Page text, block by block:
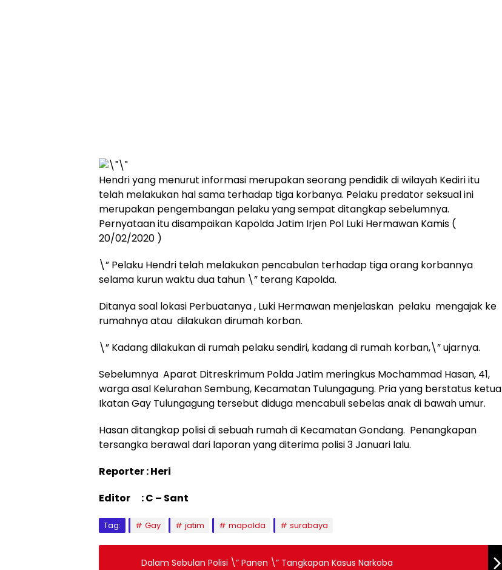
Hendri yang menurut informasi merupakan seorang pendidik di wilayah Kediri itu
telah melakukan hal sama terhadap tiga korbanya. Pelaku predator seksual ini
merupakan pengembangan pelaku yang sempat ditangkap sebelumnya.
Pernyataan itu disampaikan Kapolda Jatim Irjen Pol Luki Hermawan Kamis (
20/02/2020 )
\” Pelaku Hendri telah melakukan pencabulan terhadap tiga orang korbannya
selama kurun waktu dua tahun \” terang Kapolda.
Ditanya soal lokasi Perbuatanya , Luki Hermawan menjelaskan pelaku mengajak ke
rumahnya atau dilakukan dirumah korban.
\” Kadang dilakukan di rumah pelaku sendiri, kadang di rumah korban,\” ujarnya.
Sebelumnya Aparat Ditreskrimum Polda Jatim meringkus Mochammad Hasan, 41,
warga asal Kelurahan Sembung, Kecamatan Tulungagung. Pria yang berstatus ketua
Ikatan Gay Tulungagung tersebut diduga mencabuli sebelas anak di bawah umur.
Hasan ditangkap polisi di sebuah rumah di Kecamatan Gondang. Penangkapan
tersangka berawal dari laporan yang diterima polisi 3 Januari lalu.
Reporter : Heri
Editor : C – Sant
Tag: Gay jatim mapolda surabaya
Dalam Sebulan Polisi \” Panen \” Tangkapan Kasus Narkoba